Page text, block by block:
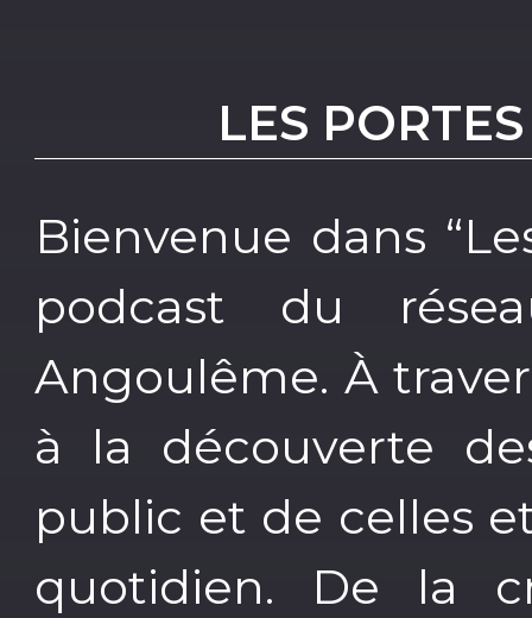
LES
Bienvenue dans
podcast du
Angoulême. À
à la découverte
public et de celles
quotidien. De la